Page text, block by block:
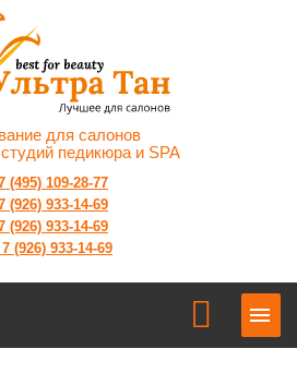
для салонов
педикюра и SPA
(495) 109-28-77
(926) 933-14-69
(926) 933-14-69
(926) 933-14-69